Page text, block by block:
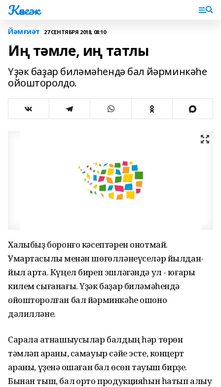
Көнгәк
Йәмғиәт 27 СЕНТЯБРЯ 2018, 08:10
Иң тәмле, иң татлы
Үҙәк баҙар биләмәһендә бал йәрминкәһе
ойошторолдо.
Халҡыбыҙ боронғо кәсептәрен онотмай.
Умартасылыҡ менән шөғөлләнеүселәр йылдан-
йыл арта. Күңел биреп эшләгәндә ул - юғары
килем сығанағы. Үҙәк баҙар биләмәһендә
ойошторолған бал йәрминкәһе ошоно
дәлилләне.
Сарала ҡатнашыусылар балдың һәр төрөн
тәмләп ҡараны, самауыр сәйе эсте, концерт
ҡараны, үҙенә оҡшаған бал өсөн тауыш бирҙе.
Бынан тыш, бал ҡорто продукцияһын һатып алыу